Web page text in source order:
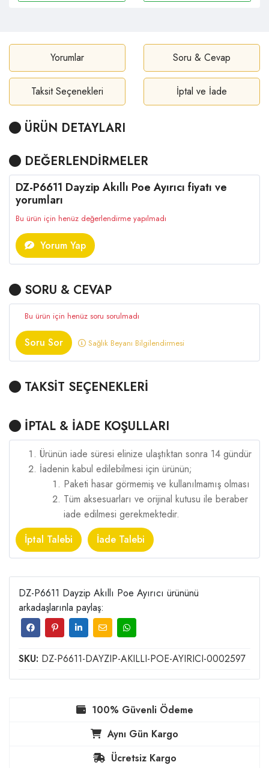
Yorumlar Soru & Cevap
Taksit Seçenekleri İptal ve İade
ÜRÜN DETAYLARI
DEĞERLENDİRMELER
DZ-P6611 Dayzip Akıllı Poe Ayırıcı fiyatı ve
yorumları
Bu ürün için henüz değerlendirme yapılmadı
Yorum Yap
SORU & CEVAP
Bu ürün için henüz soru sorulmadı
Soru Sor Sağlık Beyanı Bilgilendirmesi
TAKSİT SEÇENEKLERİ
İPTAL & İADE KOŞULLARI
Ürünün iade süresi elinize ulaştıktan sonra 14 gündür
İadenin kabul edilebilmesi için ürünün;
Paketi hasar görmemiş ve kullanılmamış olması
Tüm aksesuarları ve orijinal kutusu ile beraber
iade edilmesi gerekmektedir.
İptal Talebi
İade Talebi
DZ-P6611 Dayzip Akıllı Poe Ayırıcı ürününü
arkadaşlarınla paylaş:
SKU: DZ-P6611-DAYZIP-AKILLI-POE-AYIRICI-0002597
100% Güvenli Ödeme
Aynı Gün Kargo
Ücretsiz Kargo